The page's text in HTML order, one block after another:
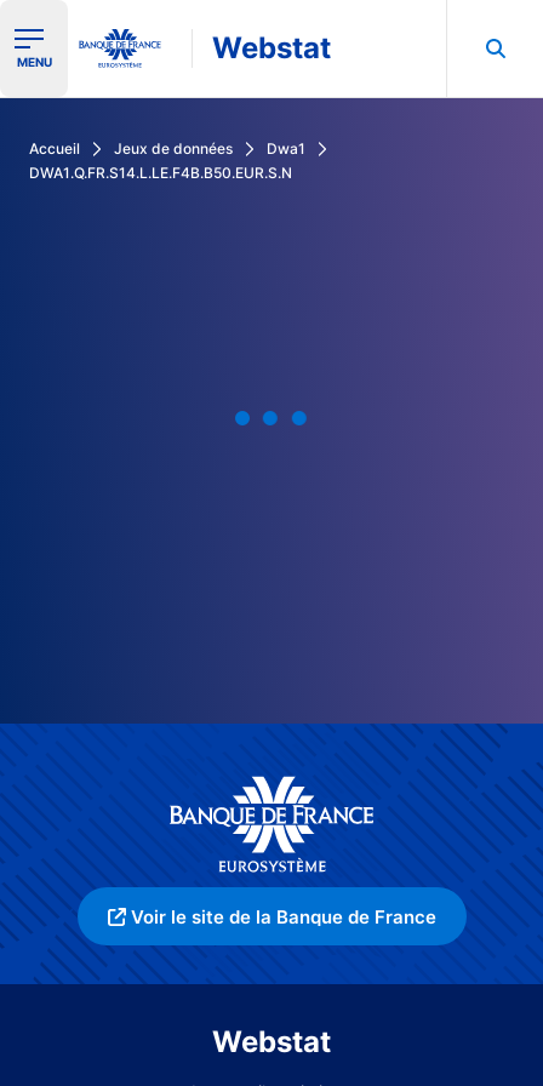
Ouvrir le menu de navigation
MENU Webstat
Accueil Jeux de données
Dwa1
DWA1.Q.FR.S14.L.LE.F4B.B50.EUR.S.N
Voir le site de la Banque de France
Webstat